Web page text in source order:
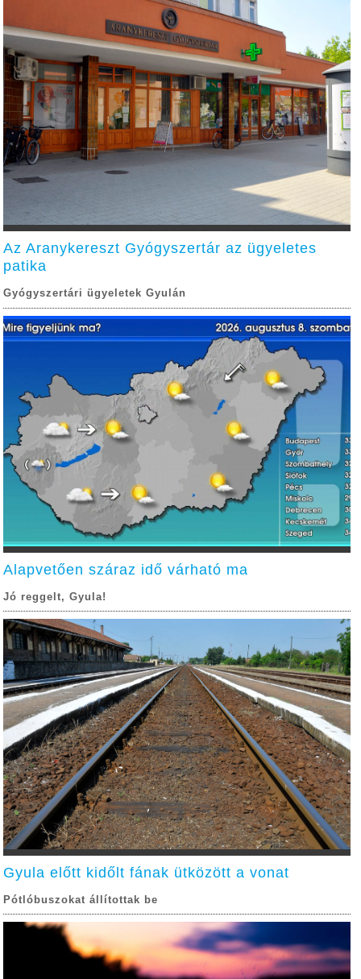
Az Aranykereszt Gyógyszertár az ügyeletes
patika
Gyógyszertári ügyeletek Gyulán
Alapvetően száraz idő várható ma
Jó reggelt, Gyula!
Gyula előtt kidőlt fának ütközött a vonat
Pótlóbuszokat állítottak be